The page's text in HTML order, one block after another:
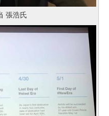
張浩氏